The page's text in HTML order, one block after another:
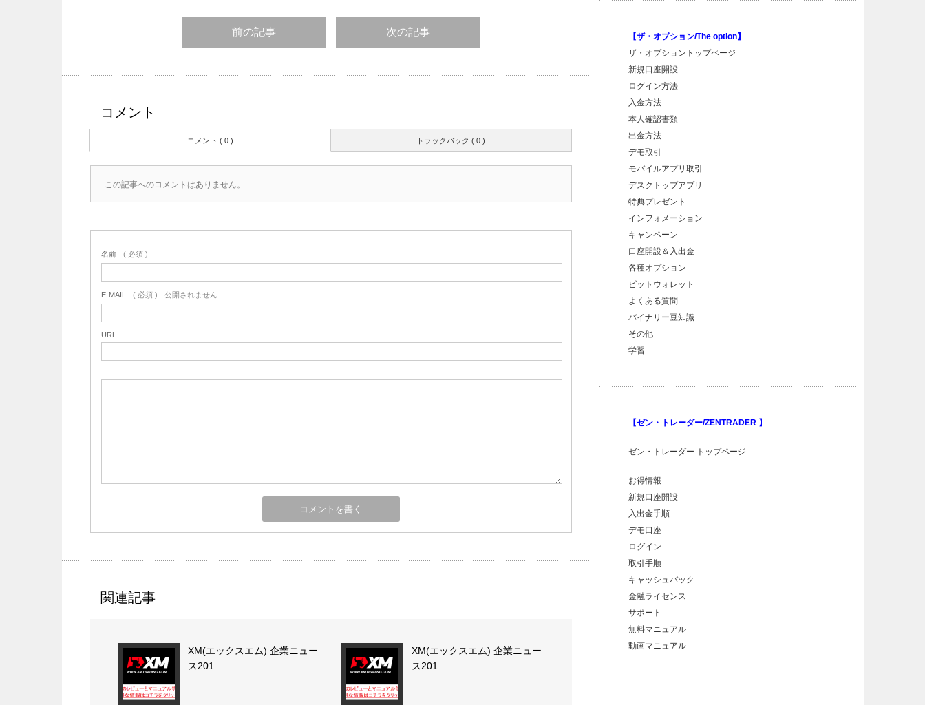
前の記事 次の記事
コメント
トラックバック ( 0 )
コメント ( 0 )
この記事へのコメントはありません。
名前 ( 必須 )
E-MAIL ( 必須 ) - 公開されません -
URL
関連記事
XM(エックスエム) 企業ニュー
ス201…
XM(エックスエム) 企業ニュー
ス201…
【ザ・オプション/The option】
ザ・オプショントップページ
新規口座開設
ログイン方法
入金方法
本人確認書類
出金方法
デモ取引
モバイルアプリ取引
デスクトップアプリ
特典プレゼント
インフォメーション
キャンペーン
口座開設＆入出金
各種オプション
ビットウォレット
よくある質問
バイナリー豆知識
その他
学習
【ゼン・トレーダー/ZENTRADER 】
ゼン・トレーダー トップページ
お得情報
新規口座開設
入出金手順
デモ口座
ログイン
取引手順
キャッシュバック
金融ライセンス
サポート
無料マニュアル
動画マニュアル